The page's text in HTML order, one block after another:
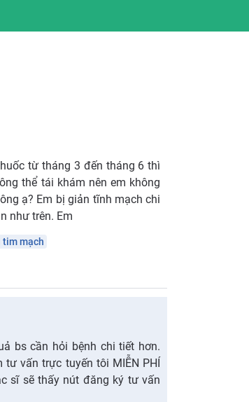
từ tháng 3 đến tháng 6 thì
thể tái khám nên em không
ạ? Em bị giản tĩnh mạch chi
như trên. Em
tim mạch
bs cần hỏi bệnh chi tiết hơn.
vấn trực tuyến tôi MIỄN PHÍ
sĩ sẽ thấy nút đăng ký tư vấn